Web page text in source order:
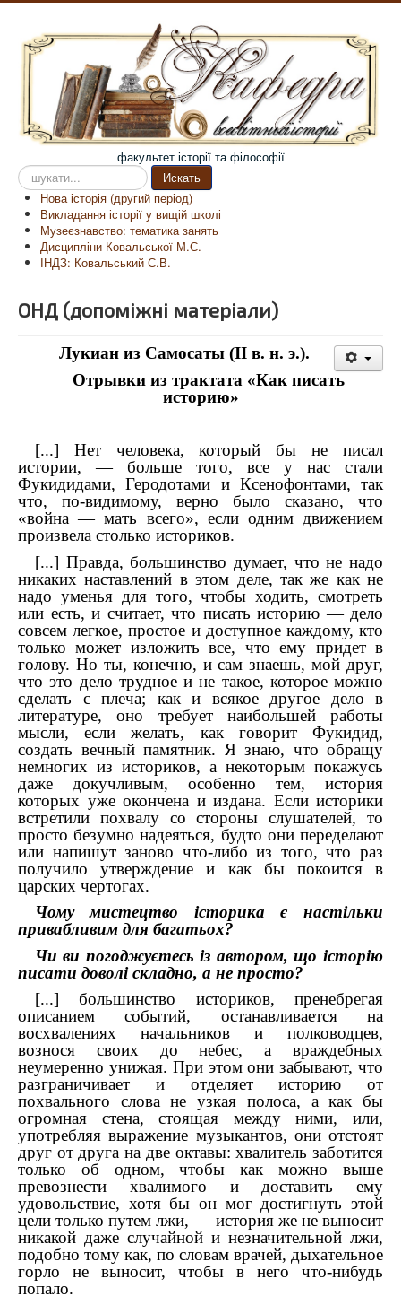
факультет історії та філософії
Пошук
на
сайті
Искать
Нова історія (другий період)
Викладання історії у вищій школі
Музеєзнавство: тематика занять
Дисципліни Ковальської М.С.
ІНДЗ: Ковальський С.В.
ОНД (допоміжні матеріали)
Лукиан из Самосаты (II в. н. э.).
Отрывки из трактата «Как писать
историю»
[...] Нет человека, который бы не писал
истории, — больше того, все у нас стали
Фукидидами, Геродотами и Ксенофонтами, так
что, по-видимому, верно было сказано, что
«война — мать всего», если одним движением
произвела столько историков.
[...] Правда, большинство думает, что не надо
никаких наставлений в этом деле, так же как не
надо уменья для того, чтобы ходить, смотреть
или есть, и считает, что писать историю — дело
совсем легкое, простое и доступное каждому, кто
только может изложить все, что ему придет в
голову. Но ты, конечно, и сам знаешь, мой друг,
что это дело трудное и не такое, которое можно
сделать с плеча; как и всякое другое дело в
литературе, оно требует наибольшей работы
мысли, если желать, как говорит Фукидид,
создать вечный памятник. Я знаю, что обращу
немногих из историков, а некоторым покажусь
даже докучливым, особенно тем, история
которых уже окончена и издана. Если историки
встретили похвалу со стороны слушателей, то
просто безумно надеяться, будто они переделают
или напишут заново что-либо из того, что раз
получило утверждение и как бы покоится в
царских чертогах.
Чому мистецтво історика є настільки
привабливим для багатьох?
Чи ви погоджуєтесь із автором, що історію
писати доволі складно, а не просто?
[...] большинство историков, пренебрегая
описанием событий, останавливается на
восхвалениях начальников и полководцев,
вознося своих до небес, а враждебных
неумеренно унижая. При этом они забывают, что
разграничивает и отделяет историю от
похвального слова не узкая полоса, а как бы
огромная стена, стоящая между ними, или,
употребляя выражение музыкантов, они отстоят
друг от друга на две октавы: хвалитель заботится
только об одном, чтобы как можно выше
превознести хвалимого и доставить ему
удовольствие, хотя бы он мог достигнуть этой
цели только путем лжи, — история же не выносит
никакой даже случайной и незначительной лжи,
подобно тому как, по словам врачей, дыхательное
горло не выносит, чтобы в него что-нибудь
попало.